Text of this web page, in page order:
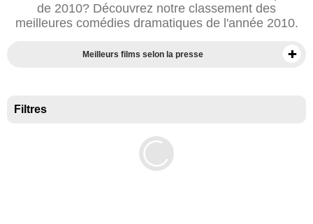
de 2010? Découvrez notre classement des
meilleures comédies dramatiques de l'année 2010.
Meilleurs films selon la presse
Filtres